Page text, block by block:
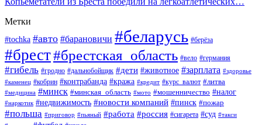
Метки
#tochka #авто #барановичи #беларусь #берёза
#брест#брестская_область #вело #германия
#гибель #гродно #дальнобойщик #дети #животное #зарплата #здоровье
#каменец #кобрин #контрабанда #кража #кредит #курс_валют #литва
#медицина #минск #минская_область #мото #мошенничество #налог
#наркотик #недвижимость #новости компаний #пинск #пожар
#польша #приговор #пьяный #работа #россия #сигарета #суд #такси